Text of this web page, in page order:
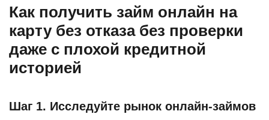
Как получить займ онлайн на
карту без отказа без проверки
даже с плохой кредитной
историей
Шаг 1. Исследуйте рынок онлайн-займов